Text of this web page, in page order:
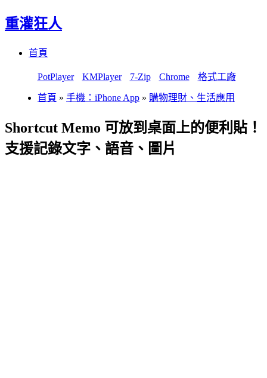
重灌狂人
首頁
PotPlayer KMPlayer 7-Zip Chrome 格式工廠
首頁 » 手機：iPhone App » 購物理財、生活應用
Shortcut Memo 可放到桌面上的便利貼！
支援記錄文字、語音、圖片